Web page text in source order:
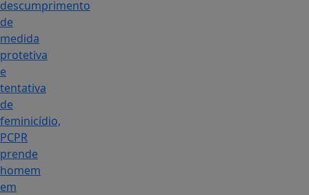
descumprimento
de
medida
protetiva
e
tentativa
de
feminicídio,
PCPR
prende
homem
em